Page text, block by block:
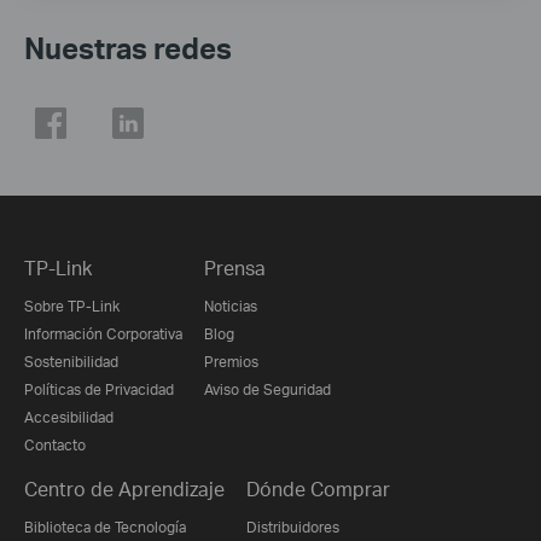
Nuestras redes
TP-Link
Sobre TP-Link
Información Corporativa
Sostenibilidad
Políticas de Privacidad
Accesibilidad
Contacto
Prensa
Noticias
Blog
Premios
Aviso de Seguridad
Centro de Aprendizaje
Biblioteca de Tecnología
Dónde Comprar
Distribuidores